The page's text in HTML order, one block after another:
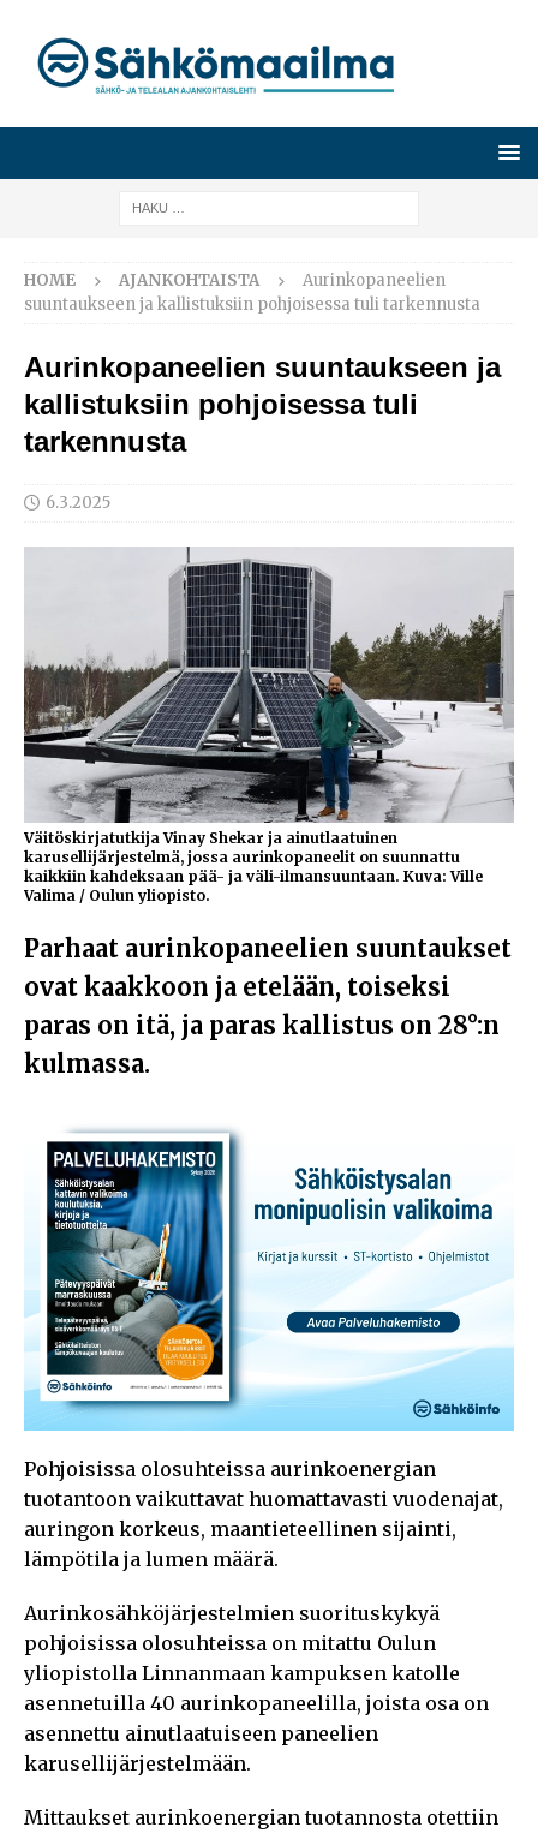
HOME AJANKOHTAISTA
Aurinkopaneelien
suuntaukseen ja kallistuksiin pohjoisessa tuli tarkennusta
Aurinkopaneelien suuntaukseen ja
kallistuksiin pohjoisessa tuli
tarkennusta
6.3.2025
Väitöskirjatutkija Vinay Shekar ja ainutlaatuinen
karusellijärjestelmä, jossa aurinkopaneelit on suunnattu
kaikkiin kahdeksaan pää- ja väli-ilmansuuntaan. Kuva: Ville
Valima / Oulun yliopisto.
Parhaat aurinkopaneelien suuntaukset
ovat kaakkoon ja etelään, toiseksi
paras on itä, ja paras kallistus on 28°:n
kulmassa.
Pohjoisissa olosuhteissa aurinkoenergian
tuotantoon vaikuttavat huomattavasti vuodenajat,
auringon korkeus, maantieteellinen sijainti,
lämpötila ja lumen määrä.
Aurinkosähköjärjestelmien suorituskykyä
pohjoisissa olosuhteissa on mitattu Oulun
yliopistolla Linnanmaan kampuksen katolle
asennetuilla 40 aurinkopaneelilla, joista osa on
asennettu ainutlaatuiseen paneelien
karusellijärjestelmään.
Mittaukset aurinkoenergian tuotannosta otettiin